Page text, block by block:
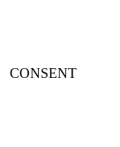
CONSENT